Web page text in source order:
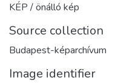
KÉP / önálló kép
Source collection
Budapest-képarchívum
Image identifier